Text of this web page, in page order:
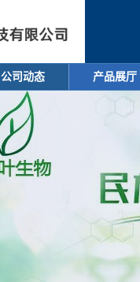
公司动态 产品展厅